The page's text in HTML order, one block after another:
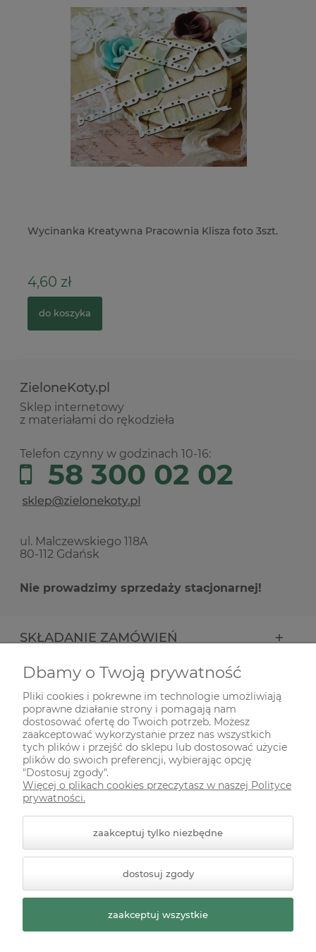
Wycinanka Kreatywna Pracownia Klisza foto 3szt.
4,60 zł
do koszyka
ZieloneKoty.pl
Sklep internetowy
z materiałami do rękodzieła
Telefon czynny w godzinach 10-16:
58 300 02 02
ul. Malczewskiego 118A
80-112 Gdańsk
Nie prowadzimy sprzedaży stacjonarnej!
SKŁADANIE ZAMÓWIEŃ
INFORMACJE
ODWIEDŹ NAS NA
Styl graficzny ShopGadget.pl
Sklep internetowy Shoper
Premium
Dbamy o Twoją prywatność
Pliki cookies i pokrewne im technologie umożliwiają
poprawne działanie strony i pomagają nam
dostosować ofertę do Twoich potrzeb. Możesz
zaakceptować wykorzystanie przez nas wszystkich
tych plików i przejść do sklepu lub dostosować użycie
plików do swoich preferencji, wybierając opcję
"Dostosuj zgody".
Więcej o plikach cookies przeczytasz w naszej Polityce
prywatności.
zaakceptuj tylko niezbędne
dostosuj zgody
zaakceptuj wszystkie